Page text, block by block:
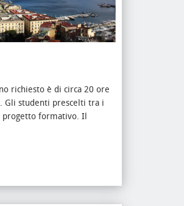
richiesto è di circa 20 ore
Gli studenti prescelti tra i
progetto formativo. Il